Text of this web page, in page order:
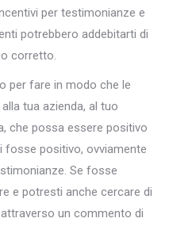
per testimonianze e
potrebbero addebitarti di
corretto.
per fare in modo che le
tua azienda, al tuo
che possa essere positivo
fosse positivo, ovviamente
Se fosse
e potresti anche cercare di
un commento di